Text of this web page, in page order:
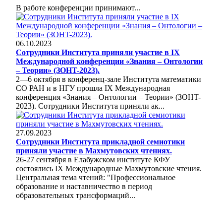
В работе конференции принимают...
06.10.2023
Сотрудники Института приняли участие в IX
Международной конференции «Знания – Онтологии
– Теории» (ЗОНT-2023).
2—6 октября в конференц-зале Института математики
СО РАН и в НГУ прошла IX Международная
конференция «Знания – Онтологии – Теории» (ЗОНT-
2023). Сотрудники Института приняли ак...
27.09.2023
Сотрудники Института прикладной семиотики
приняли участие в Махмутовских чтениях.
26-27 сентября в Елабужском институте КФУ
состоялись IX Международные Махмутовские чтения.
Центральная тема чтений: "Профессиональное
образование и наставничество в период
образовательных трансформаций...